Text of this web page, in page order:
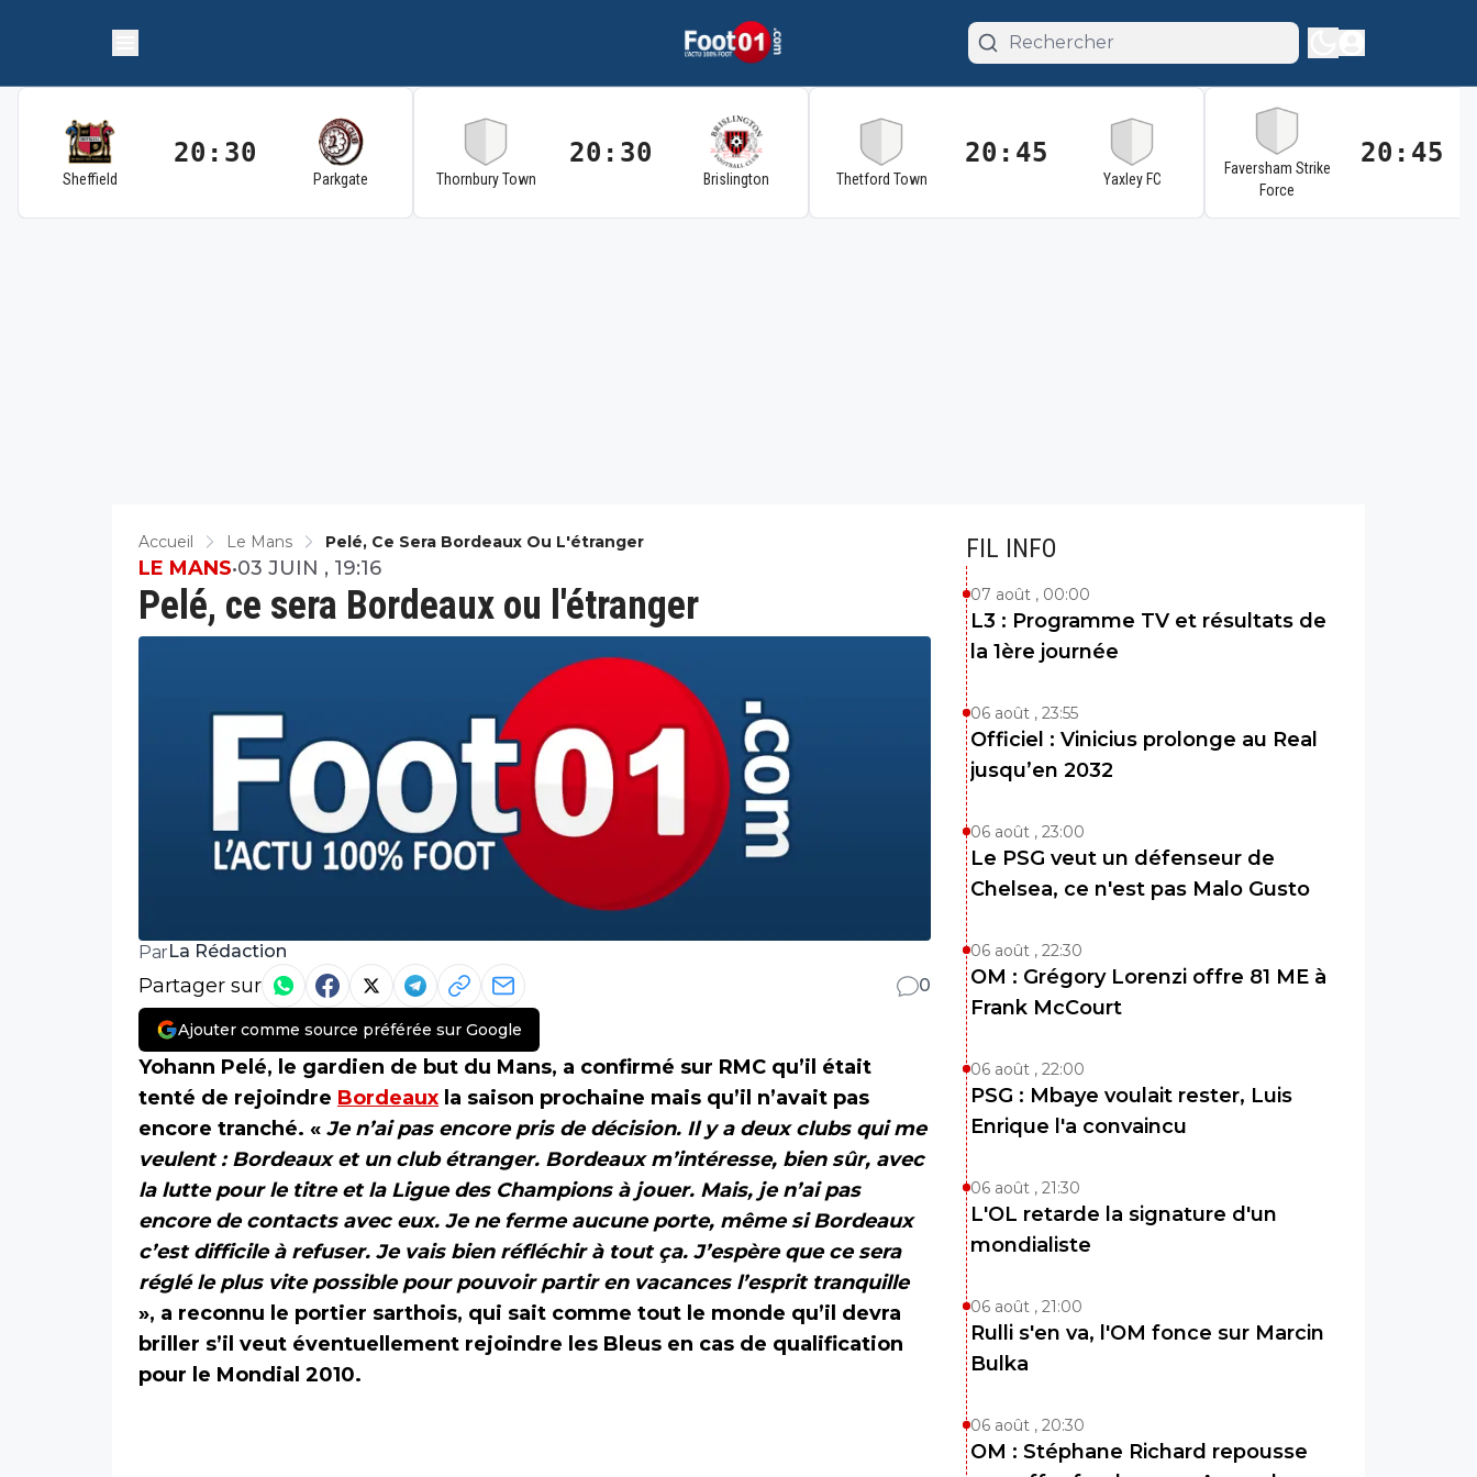
Sheffield
20:30
Parkgate Thornbury Town
20:30
Brislington Thetford Town
20:45
Yaxley FC
Faversham Strike
Force
20:45
Accueil Le Mans Pelé, Ce Sera Bordeaux Ou L'étranger
Pelé, ce sera Bordeaux ou l'étranger
LE MANS•03 JUIN , 19:16
Par La Rédaction
Partager sur 0
Ajouter comme source préférée sur Google
Yohann Pelé, le gardien de but du Mans, a confirmé sur RMC qu’il était
tenté de rejoindre Bordeaux la saison prochaine mais qu’il n’avait pas
encore tranché. « Je n’ai pas encore pris de décision. Il y a deux clubs qui me
veulent : Bordeaux et un club étranger. Bordeaux m’intéresse, bien sûr, avec
la lutte pour le titre et la Ligue des Champions à jouer. Mais, je n’ai pas
encore de contacts avec eux. Je ne ferme aucune porte, même si Bordeaux
c’est difficile à refuser. Je vais bien réfléchir à tout ça. J’espère que ce sera
réglé le plus vite possible pour pouvoir partir en vacances l’esprit tranquille
», a reconnu le portier sarthois, qui sait comme tout le monde qu’il devra
briller s’il veut éventuellement rejoindre les Bleus en cas de qualification
pour le Mondial 2010.
FIL INFO
07 août , 00:00
L3 : Programme TV et résultats de
la 1ère journée
06 août , 23:55
Officiel : Vinicius prolonge au Real
jusqu’en 2032
06 août , 23:00
Le PSG veut un défenseur de
Chelsea, ce n'est pas Malo Gusto
06 août , 22:30
OM : Grégory Lorenzi offre 81 ME à
Frank McCourt
06 août , 22:00
PSG : Mbaye voulait rester, Luis
Enrique l'a convaincu
06 août , 21:30
L'OL retarde la signature d'un
mondialiste
06 août , 21:00
Rulli s'en va, l'OM fonce sur Marcin
Bulka
06 août , 20:30
OM : Stéphane Richard repousse